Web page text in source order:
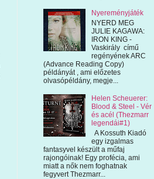
Nyereményjáték
NYERD MEG
JULIE KAGAWA:
IRON KING -
Vaskirály című
regényének ARC
(Advance Reading Copy)
példányát , ami előzetes
olvasópéldány, megje...
Helen Scheuerer:
Blood & Steel - Vér
és acél (Thezmarr
legendái#1)
A Kossuth Kiadó
egy izgalmas
fantasyvel készült a műfaj
rajongóinak! Egy profécia, ami
miatt a nők nem foghatnak
fegyvert Thezmarr...